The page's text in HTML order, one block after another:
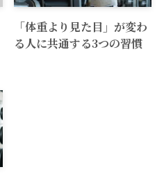
「体重より見た目」が変わ
る人に共通する3つの習慣